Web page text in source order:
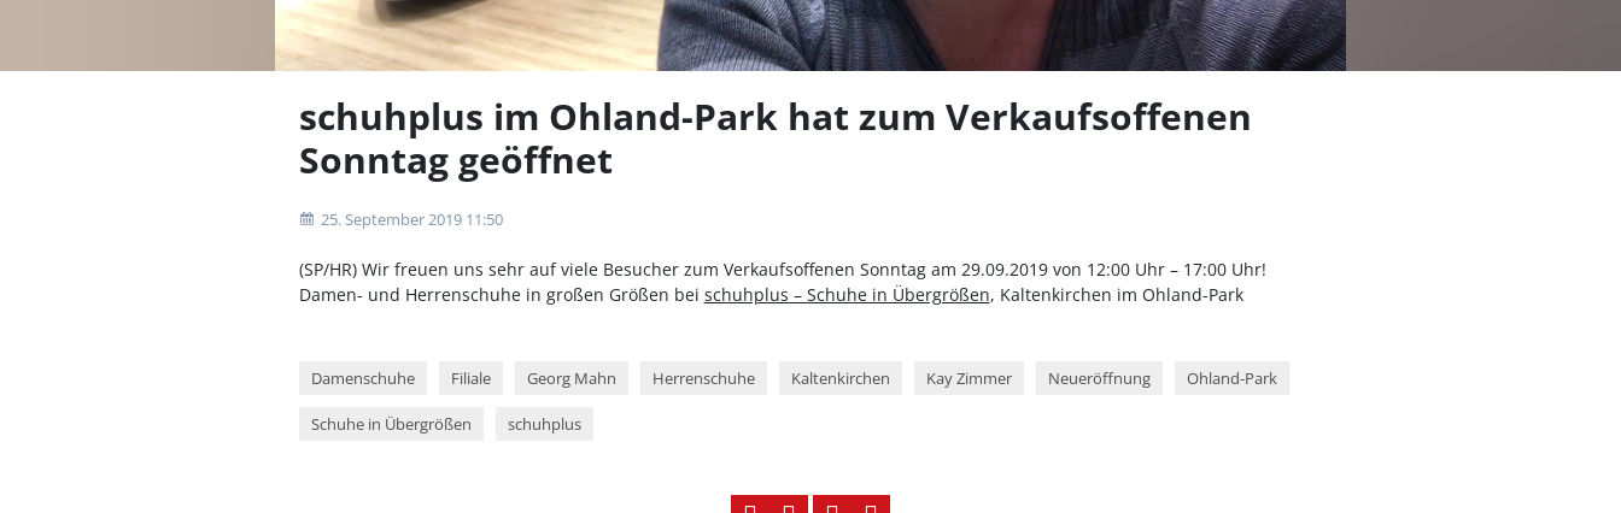
schuhplus im Ohland-Park hat zum Verkaufsoffenen
Sonntag geöffnet
25. September 2019 11:50
(SP/HR) Wir freuen uns sehr auf viele Besucher zum Verkaufsoffenen Sonntag am 29.09.2019 von 12:00 Uhr – 17:00 Uhr!
Damen- und Herrenschuhe in großen Größen bei schuhplus – Schuhe in Übergrößen, Kaltenkirchen im Ohland-Park
Damenschuhe Filiale Georg Mahn Herrenschuhe Kaltenkirchen Kay Zimmer Neueröffnung Ohland-Park
Schuhe in Übergrößen schuhplus